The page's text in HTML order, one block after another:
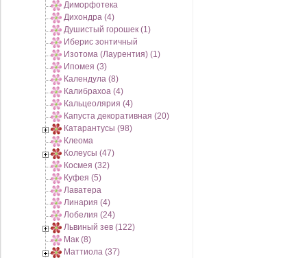
Диморфотека
Дихондра (4)
Душистый горошек (1)
Иберис зонтичный
Изотома (Лаурентия) (1)
Ипомея (3)
Календула (8)
Калибрахоа (4)
Кальцеолярия (4)
Капуста декоративная (20)
Катарантусы (98)
Клеома
Колеусы (47)
Космея (32)
Куфея (5)
Лаватера
Линария (4)
Лобелия (24)
Львиный зев (122)
Мак (8)
Маттиола (37)